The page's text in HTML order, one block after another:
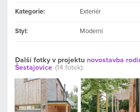
Kategorie: Exteriér
Styl: Moderní
Další fotky v projektu novostavba
Šestajovice (14 fotek):